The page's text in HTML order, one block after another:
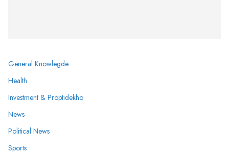
General Knowlegde
Health
Investment & Proptidekho
News
Political News
Sports